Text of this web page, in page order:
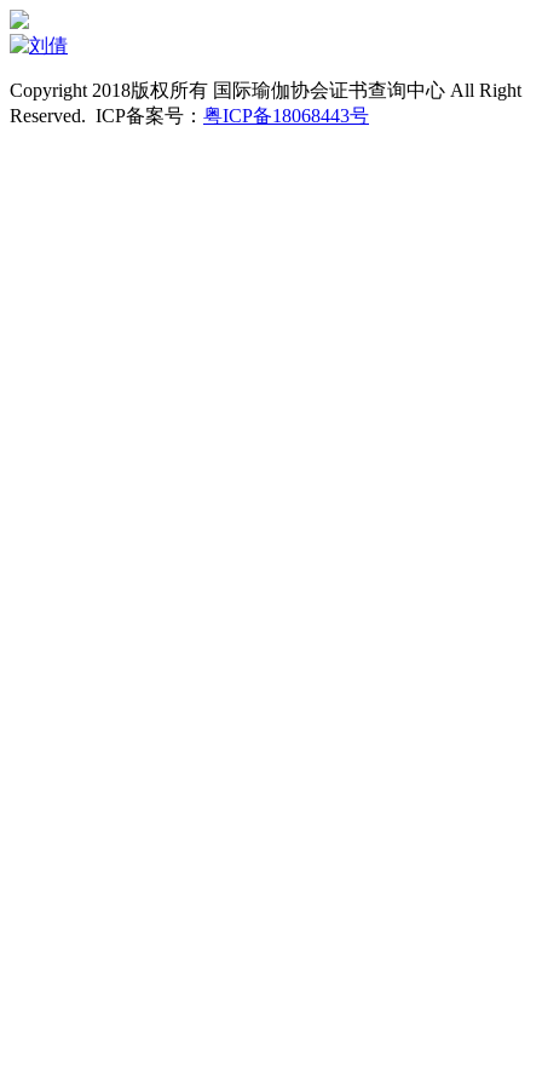
Copyright 2018版权所有 国际瑜伽协会证书查询中心 All Right
Reserved. ICP备案号： 粤ICP备18068443号